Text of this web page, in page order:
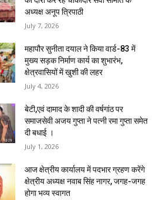
अध्यक्ष अनूप त्रिपाठी
July 7, 2026
महापौर सुनीता दयाल ने किया वार्ड-83 में
मुख्य सड़क निर्माण कार्य का शुभारंभ,
क्षेत्रवासियों में खुशी की लहर
July 4, 2026
बेटी,एवं दामाद के शादी की वर्षगांठ पर
समाजसेवी अजय गुप्ता ने पत्नी रमा गुप्ता समेत
दी बधाई ।
July 1, 2026
आज क्षेत्रीय कार्यालय में पदभार ग्रहण करेंगे
क्षेत्रीय अध्यक्ष नवाब सिंह नागर, जगह-जगह
होगा भव्य स्वागत